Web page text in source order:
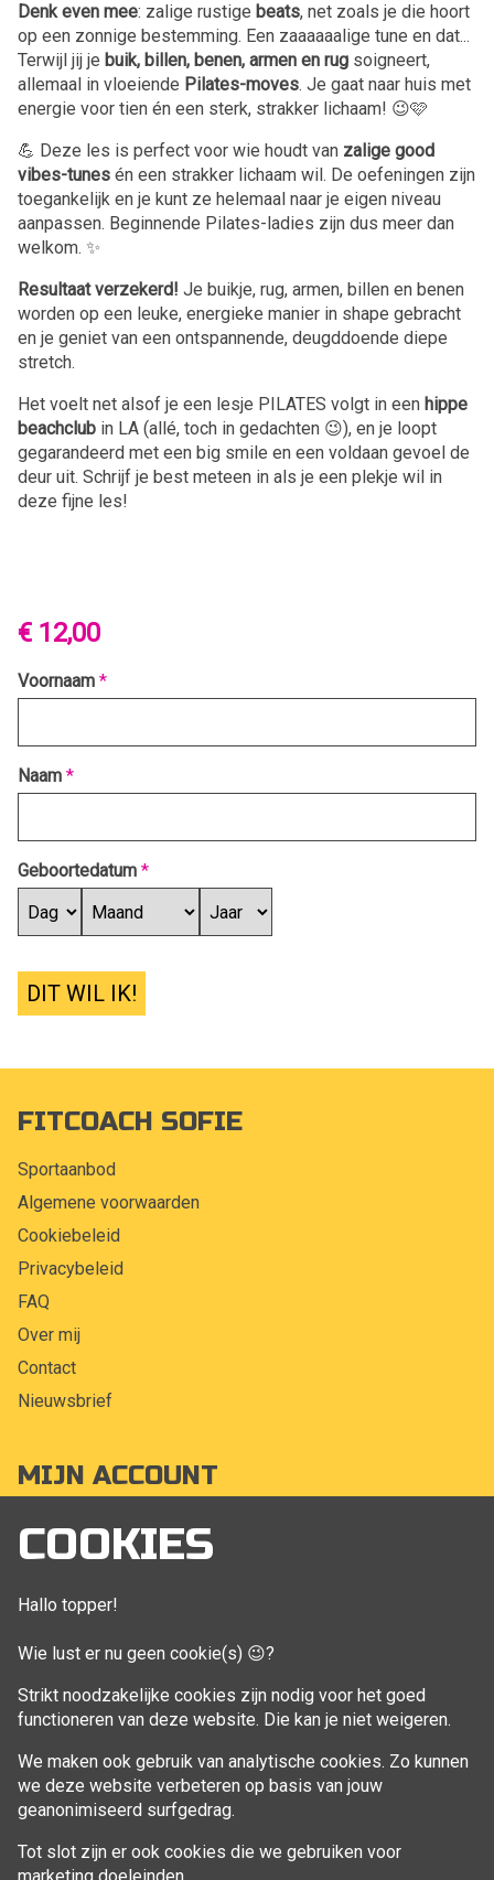
COOKIES
Hallo topper!
Wie lust er nu geen cookie(s) 😉?
Strikt noodzakelijke cookies zijn nodig voor het goed
functioneren van deze website. Die kan je niet weigeren.
We maken ook gebruik van analytische cookies. Zo kunnen
we deze website verbeteren op basis van jouw
geanonimiseerd surfgedrag.
Tot slot zijn er ook cookies die we gebruiken voor
Denk even mee: zalige rustige beats, net zoals je die hoort
op een zonnige bestemming. Een zaaaaaalige tune en dat...
Terwijl jij je buik, billen, benen, armen en rug soigneert,
allemaal in vloeiende Pilates-moves. Je gaat naar huis met
energie voor tien én een sterk, strakker lichaam! 😉🩷
💪 Deze les is perfect voor wie houdt van zalige good
vibes-tunes én een strakker lichaam wil. De oefeningen zijn
toegankelijk en je kunt ze helemaal naar je eigen niveau
aanpassen. Beginnende Pilates-ladies zijn dus meer dan
welkom. ✨
Resultaat verzekerd! Je buikje, rug, armen, billen en benen
worden op een leuke, energieke manier in shape gebracht
en je geniet van een ontspannende, deugddoende diepe
stretch.
Het voelt net alsof je een lesje PILATES volgt in een hippe
beachclub in LA (allé, toch in gedachten 😉), en je loopt
gegarandeerd met een big smile en een voldaan gevoel de
deur uit. Schrijf je best meteen in als je een plekje wil in
deze fijne les!
€ 12,00
Voornaam *
Naam *
Geboortedatum *
DIT WIL IK!
FITCOACH SOFIE
Sportaanbod
Algemene voorwaarden
Cookiebeleid
Privacybeleid
FAQ
Over mij
Contact
Nieuwsbrief
MIJN ACCOUNT
Mijn account
Bestellingen
Aankoop beheren
VOLG MIJ
Facebook